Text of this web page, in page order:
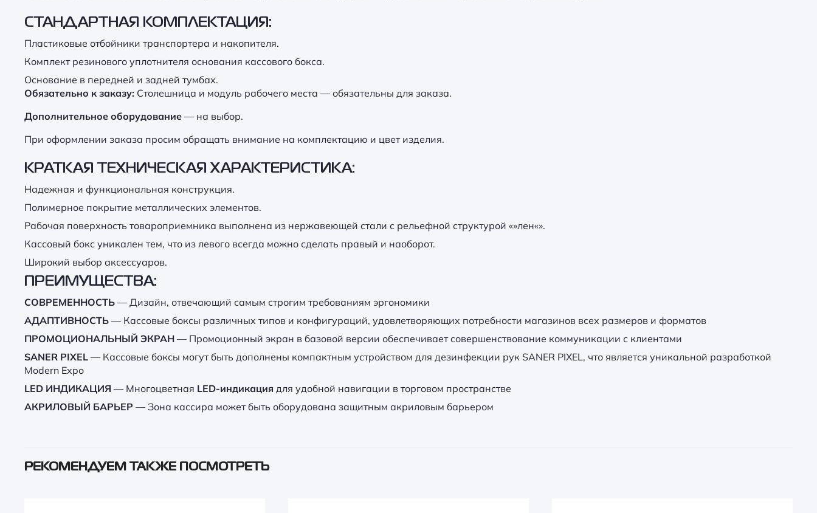
СТАНДАРТНАЯ КОМПЛЕКТАЦИЯ:
Пластиковые отбойники транспортера и накопителя.
Комплект резинового уплотнителя основания кассового бокса.
Основание в передней и задней тумбах.
Обязательно к заказу: Столешница и модуль рабочего места — обязательны для заказа.
Дополнительное оборудование — на выбор.
При оформлении заказа просим обращать внимание на комплектацию и цвет изделия.
КРАТКАЯ ТЕХНИЧЕСКАЯ ХАРАКТЕРИСТИКА:
Надежная и функциональная конструкция.
Полимерное покрытие металлических элементов.
Рабочая поверхность товароприемника выполнена из нержавеющей стали с рельефной структурой «»лен«».
Кассовый бокс уникален тем, что из левого всегда можно сделать правый и наоборот.
Широкий выбор аксессуаров.
ПРЕИМУЩЕСТВА:
СОВРЕМЕННОСТЬ — Дизайн, отвечающий самым строгим требованиям эргономики
АДАПТИВНОСТЬ — Кассовые боксы различных типов и конфигураций, удовлетворяющих потребности магазинов всех размеров и форматов
ПРОМОЦИОНАЛЬНЫЙ ЭКРАН — Промоционный экран в базовой версии обеспечивает совершенствование коммуникации с клиентами
SANER PIXEL — Кассовые боксы могут быть дополнены компактным устройством для дезинфекции рук SANER PIXEL, что является уникальной разработкой
Modern Expo
LED ИНДИКАЦИЯ — Многоцветная LED-индикация для удобной навигации в торговом пространстве
АКРИЛОВЫЙ БАРЬЕР — Зона кассира может быть оборудована защитным акриловым барьером
РЕКОМЕНДУЕМ ТАКЖЕ ПОСМОТРЕТЬ